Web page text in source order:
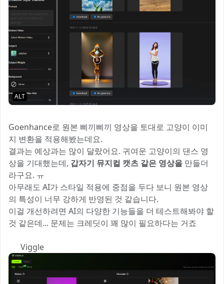
ALT
Goenhance로 원본 삐끼삐끼 영상을 토대로 고양이 이미
지 변환을 적용해봤는데요.
결과는 예상과는 많이 달랐어요. 귀여운 고양이의 댄스 영
상을 기대했는데, 갑자기 뮤지컬 캣츠 같은 영상을 만들더
라구요. ㅠ
아무래도 AI가 스타일 적용에 중점을 두다 보니 원본 영상
의 특성이 너무 강하게 반영된 것 같습니다.
이걸 개선하려면 AI의 다양한 기능들을 더 테스트해봐야 할
것 같은데... 문제는 크레딧이 꽤 많이 필요하다는 거죠 😅
2️⃣ Viggle